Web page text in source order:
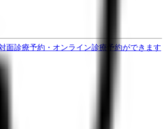
面診療予約・オンライン診療予約ができます